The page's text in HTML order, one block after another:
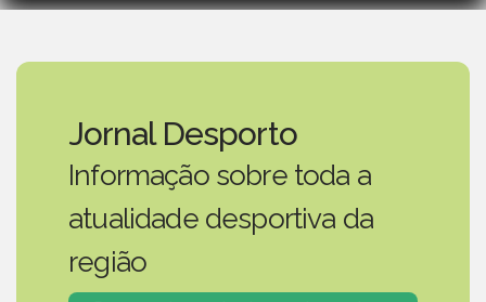
Jornal Desporto
Informação sobre toda a
atualidade desportiva da
região